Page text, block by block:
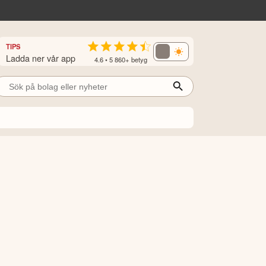
TIPS
Ladda ner vår app 4.6 • 5 860+ betyg